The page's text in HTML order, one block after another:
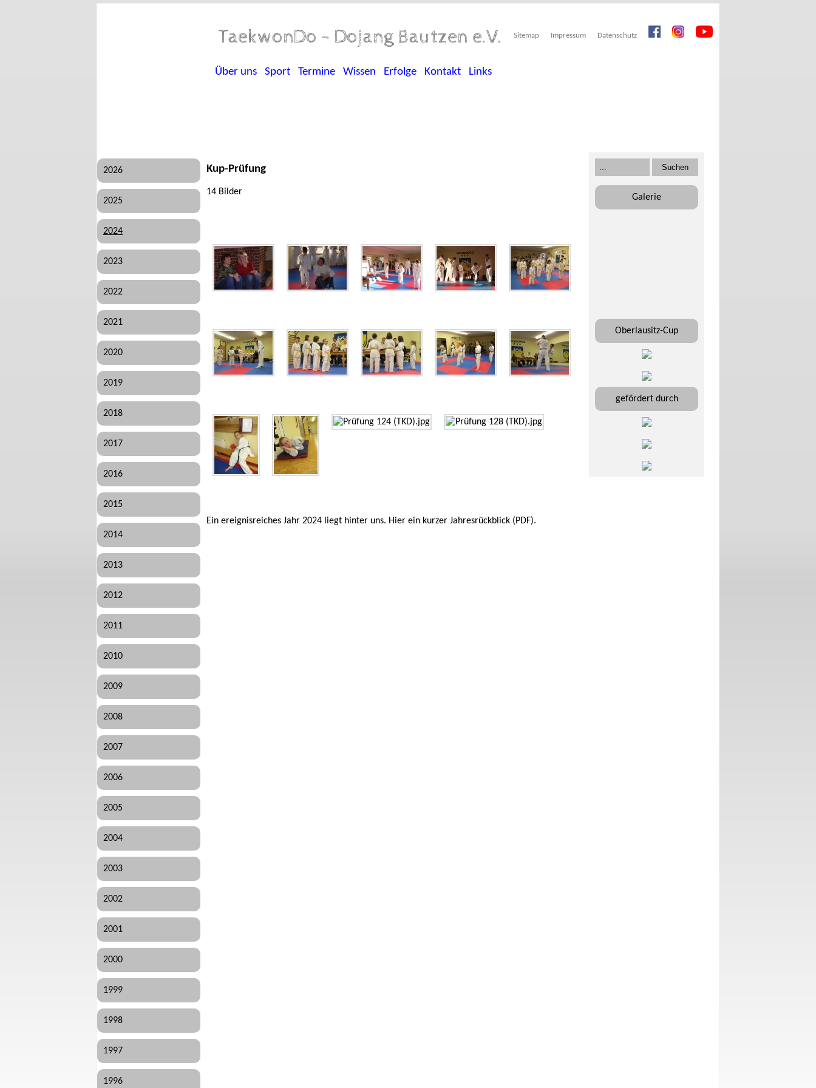
TaekwonDo - Dojang Bautzen e.V. Sitemap Impressum Datenschutz
Über uns Sport Termine Wissen Erfolge Kontakt Links
2026
2025
2024
2023
2022
2021
2020
2019
2018
2017
2016
2015
2014
2013
2012
2011
2010
2009
2008
2007
2006
2005
2004
2003
2002
2001
2000
1999
1998
1997
1996
Kup-Prüfung
14 Bilder
Ein ereignisreiches Jahr 2024 liegt hinter uns. Hier ein kurzer Jahresrückblick (PDF).
Galerie
Oberlausitz-Cup
gefördert durch